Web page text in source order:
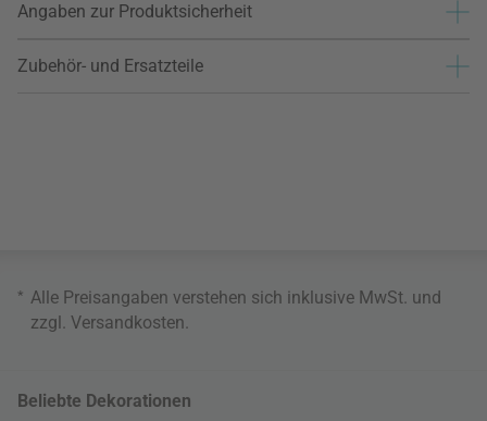
Angaben zur Produktsicherheit
Zubehör- und Ersatzteile
* Alle Preisangaben verstehen sich inklusive MwSt. und
zzgl. Versandkosten
Beliebte Dekorationen